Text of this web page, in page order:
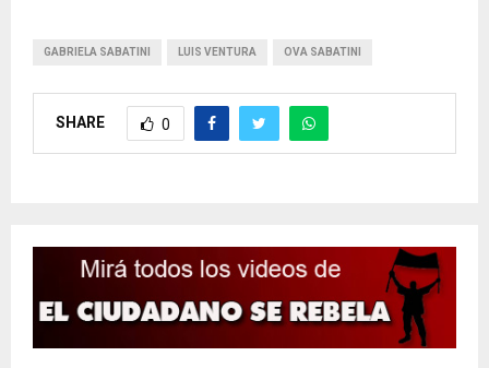
GABRIELA SABATINI LUIS VENTURA OVA SABATINI
SHARE 0